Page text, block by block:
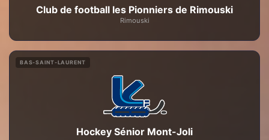
Club de football les Pionniers de Rimouski
Rimouski
BAS-SAINT-LAURENT
Hockey Sénior Mont-Joli